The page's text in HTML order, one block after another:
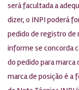
será facultada a
dizer, o INPI poderá
pedido de registro
informe se concorda
do pedido para marca
marca de posição é a